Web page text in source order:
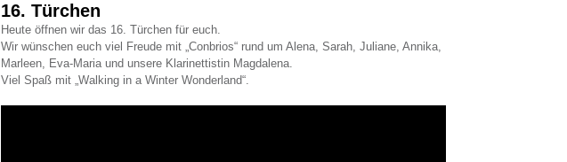
16. Türchen
Heute öffnen wir das 16. Türchen für euch.
Wir wünschen euch viel Freude mit „Conbrios“ rund um Alena, Sarah, Juliane, Annika,
Marleen, Eva-Maria und unsere Klarinettistin Magdalena.
Viel Spaß mit „Walking in a Winter Wonderland“.